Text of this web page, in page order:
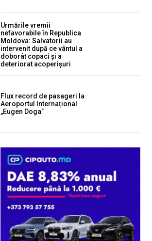
Urmările vremii
nefavorabile în Republica
Moldova: Salvatorii au
intervenit după ce vântul a
doborât copaci și a
deteriorat acoperișuri
Flux record de pasageri la
Aeroportul Internațional
„Eugen Doga”